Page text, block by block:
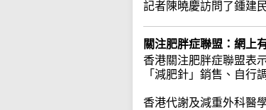
記者陳曉慶訪問了鍾建
關注肥胖症聯盟：網上
香港關注肥胖症聯盟表
「減肥針」銷售、自行
香港代謝及減重外科醫